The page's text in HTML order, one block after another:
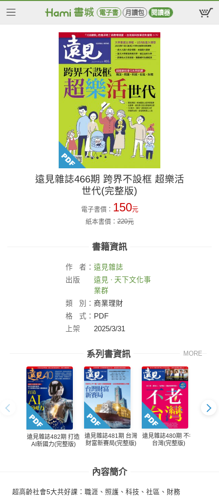
電子書 月讀包 閱讀器
遠見雜誌466期 跨界不設框 超樂活
世代(完整版)
電子書價： 150元
紙本書價：220元
書籍資訊
作 者： 遠見雜誌
出版
遠見 ∙ 天下文化事
業群
類
別： 商業理財
格
式： PDF
上架
2025/3/31
系列書資訊 MORE
遠見雜誌482期 打造
AI新國力(完整版)
遠見雜誌481期 台灣
財富新賽局(完整版)
遠見雜誌480期 不老
台灣(完整版)
內容簡介
超高齡社會5大共好課：職涯、照護、科技、社區、財務